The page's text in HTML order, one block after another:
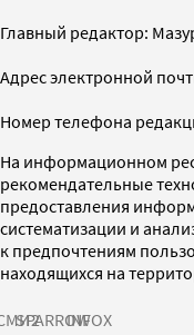
Главный редактор:
Адрес электронной
Номер телефона
На информационном
рекомендательные
предоставления
систематизации и
к предпочтениям
находящихся на
SPARROWINFOX